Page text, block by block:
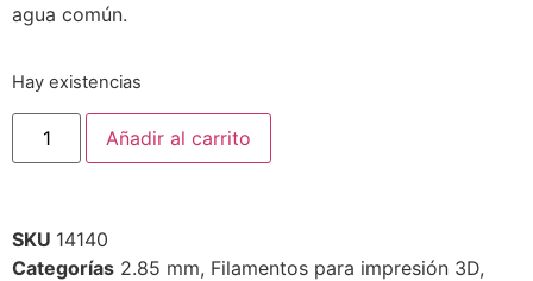
agua común.
Hay existencias
Añadir al carrito
SKU 14140
Categorías 2.85 mm, Filamentos para impresión 3D,